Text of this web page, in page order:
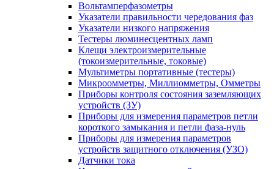
Вольтамперфазометры
Указатели правильности чередования фаз
Указатели низкого напряжения
Тестеры люминесцентных ламп
Клещи электроизмерительные
(токоизмерительные, токовые)
Мультиметры портативные (тестеры)
Микроомметры, Миллиомметры, Омметры
Приборы контроля состояния заземляющих
устройств (ЗУ)
Приборы для измерения параметров петли
короткого замыкания и петли фаза-нуль
Приборы для измерения параметров
устройств защитного отключения (УЗО)
Датчики тока